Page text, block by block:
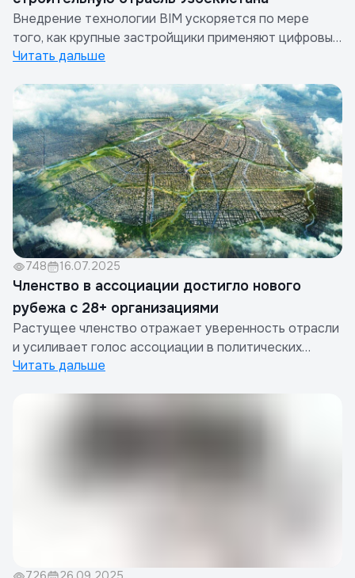
Внедрение технологии BIM ускоряется по мере
того, как крупные застройщики применяют цифровые
рабочие процессы для повышения эффективности
Читать дальше
748 16.07.2025
Членство в ассоциации достигло нового
рубежа с 28+ организациями
Растущее членство отражает уверенность отрасли
и усиливает голос ассоциации в политических
дискуссиях.
Читать дальше